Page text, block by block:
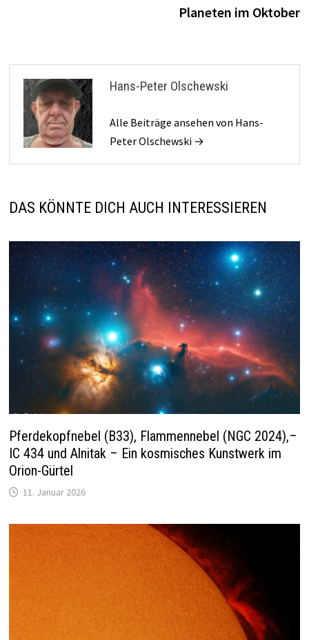
Planeten im Oktober
Hans-Peter Olschewski
Alle Beiträge ansehen von Hans-
Peter Olschewski →
DAS KÖNNTE DICH AUCH INTERESSIEREN
Pferdekopfnebel (B33), Flammennebel (NGC 2024),–
IC 434 und Alnitak – Ein kosmisches Kunstwerk im
Orion-Gürtel
11. Januar 2026